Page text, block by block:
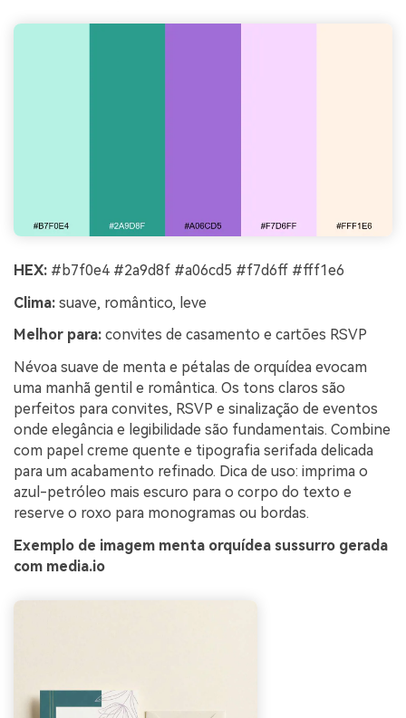
HEX: #b7f0e4 #2a9d8f #a06cd5 #f7d6ff #fff1e6
Clima: suave, romântico, leve
Melhor para: convites de casamento e cartões RSVP
Névoa suave de menta e pétalas de orquídea evocam
uma manhã gentil e romântica. Os tons claros são
perfeitos para convites, RSVP e sinalização de eventos
onde elegância e legibilidade são fundamentais. Combine
com papel creme quente e tipografia serifada delicada
para um acabamento refinado. Dica de uso: imprima o
azul-petróleo mais escuro para o corpo do texto e
reserve o roxo para monogramas ou bordas.
Exemplo de imagem menta orquídea sussurro gerada
com media.io